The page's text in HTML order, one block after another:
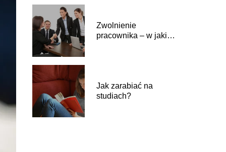
Zwolnienie
pracownika – w jakich
Jak zarabiać na
studiach?